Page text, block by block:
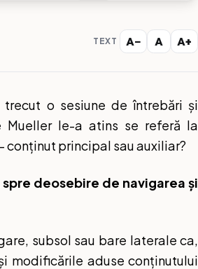
TEXT A− A A+
trecut o sesiune de întrebări și
Mueller le-a atins se referă la
conținut principal sau auxiliar?
deosebire de navigarea și
subsol sau bare laterale ca,
modificările aduse conținutului